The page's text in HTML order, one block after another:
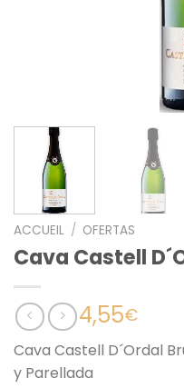
ACCUEIL / OFERTAS
Cava Castell
4,55€
Cava Castell D´Ordal
y Parellada